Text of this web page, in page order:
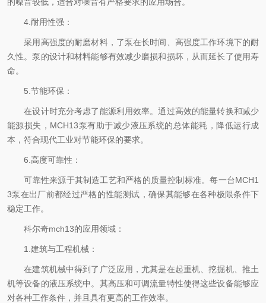
4.耐用性强：
采用高强度的耐磨材料，了泵在长时间、高强度工作环境下的耐
久性。泵的设计和材料能够有效减少磨损和损坏，从而延长了使用寿
命。
5.节能环保：
在设计时充分考虑了能源利用效率。通过高效的能量转换和减少
能源损失，MCH13泵有助于减少液压系统的总体能耗，降低运行成
本，符合现代工业对节能环保的要求。
6.高度可靠性：
可靠性来源于其制造工艺和严格的质量控制标准。每一台MCH1
3泵在出厂前都经过严格的性能测试，确保其能够在各种极限条件下
稳定工作。
科尔奇mch13的应用领域：
1.建筑与工程机械：
在建筑机械中得到了广泛应用，尤其是在起重机、挖掘机、推土
机等设备的液压系统中。其高压和可调流量特性使得这些设备能够应
对各种工作条件，并且具有更高的工作效率。